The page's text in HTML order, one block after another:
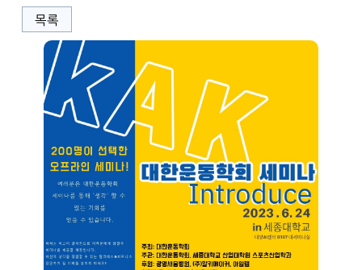
목록